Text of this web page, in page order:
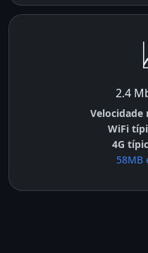
2.4
Velocidade
WiFi
4G
58MB